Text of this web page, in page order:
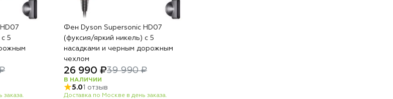
5
заказа.
Фен Dyson Supersonic HD07
(фуксия/яркий никель) с 5
насадками и черным дорожным
чехлом
26 990 ₽39 990 ₽
В НАЛИЧИИ
5.01 отзыв
Доставка по Москве в день заказа.